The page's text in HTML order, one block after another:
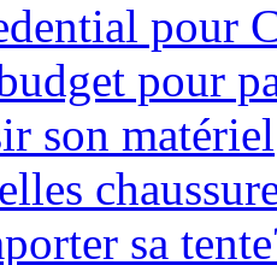
pour
pour
son matériel
sa